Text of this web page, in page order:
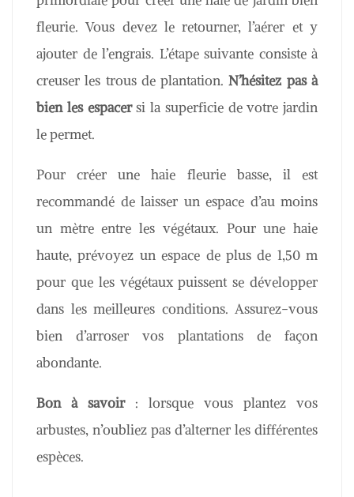
fleurie. Vous devez le retourner, l’aérer et y
ajouter de l’engrais. L’étape suivante consiste à
creuser les trous de plantation.N’hésitez pas à
bien les espacersi la superficie de votre jardin
le permet.
Pour créer une haie fleurie basse, il est
recommandé de laisser un espace d’au moins
un mètre entre les végétaux. Pour une haie
haute, prévoyez un espace de plus de 1,50 m
pour que les végétaux puissent se développer
dans les meilleures conditions. Assurez-vous
bien d’arroser vos plantations de façon
abondante.
Bon à savoir: lorsque vous plantez vos
arbustes, n’oubliez pas d’alterner les différentes
espèces.